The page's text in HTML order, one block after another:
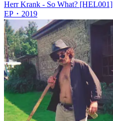
Herr Krank - So What? [HEL001]
EP ・ 2019